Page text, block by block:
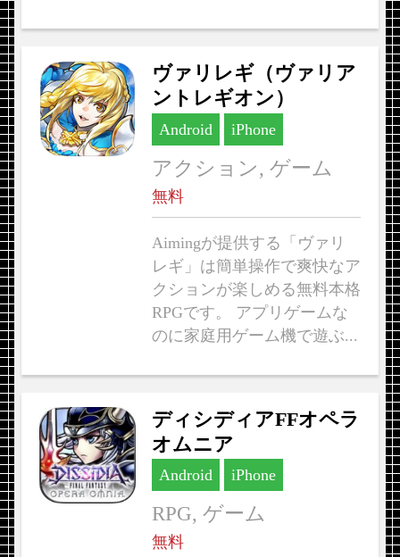
ヴァリレギ（ヴァリア
ントレギオン）
Android iPhone
アクション, ゲーム
無料
Aimingが提供する「ヴァリ
レギ」は簡単操作で爽快なア
クションが楽しめる無料本格
RPGです。 アプリゲームな
のに家庭用ゲーム機で遊ぶ...
ディシディアFFオペラ
オムニア
Android iPhone
RPG, ゲーム
無料